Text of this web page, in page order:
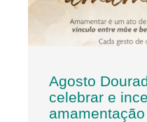
Agosto
celebrar e
amamentação